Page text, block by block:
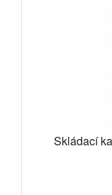
Skládací